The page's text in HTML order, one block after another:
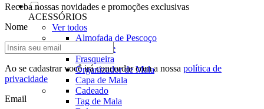
ACESSÓRIOS
Ver todos
Almofada de Pescoço
Necessaire
Frasqueira
Organizador de Mala
Capa de Mala
Cadeado
Tag de Mala
Receba nossas novidades e promoções exclusivas
Nome
Ao se cadastrar você irá concordar com a nossa política de
privacidade
Email